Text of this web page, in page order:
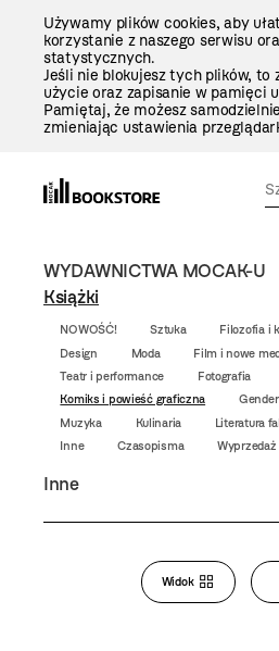
Używamy plików cookies, aby
korzystanie z naszego serwisu
statystycznych.
Jeśli nie blokujesz tych plików, to
użycie oraz zapisanie w pamięci
Pamiętaj, że możesz
zmieniając ustawienia
WYDAWNICTWA MOCAK-U
Książki
NOWOŚĆ! Sztuka Filozofia i
Design
Moda
Film i nowe
Teatr i performance
Fotografia
Komiks i powieść graficzna
Muzyka
Kulinaria Literatura
Inne
Czasopisma Wyprzedaż
Inne
Bookstore
Widok